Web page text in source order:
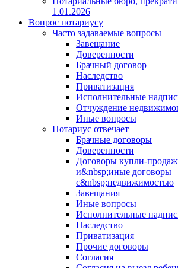
1.01.2026
Вопрос нотариусу
Часто задаваемые вопросы
Завещание
Доверенности
Брачный договор
Наследство
Приватизация
Исполнительные
Отчуждение
Иные вопросы
Нотариус отвечает
Брачные договоры
Доверенности
Договоры купли-
и&nbsp;иные договоры
с&nbsp;недвижимостью
Завещания
Иные вопросы
Исполнительные
Наследство
Приватизация
Прочие договоры
Согласия